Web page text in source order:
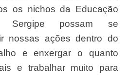
os nichos da Educação
Sergipe possam se
nossas ações dentro do
e enxergar o quanto
e trabalhar muito para